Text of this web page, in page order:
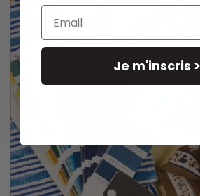
- Lavage doux en machine à 30°C
coloris similaires.
- Pas de sèche-linge.
Fabriqué à Jaipur en Inde dans un
Email
Je m'inscris >